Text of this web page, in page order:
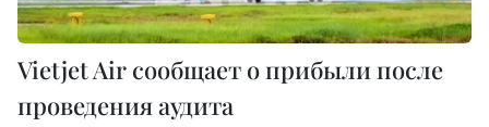
Vietjet Air сообщает о прибыли после
проведения аудита